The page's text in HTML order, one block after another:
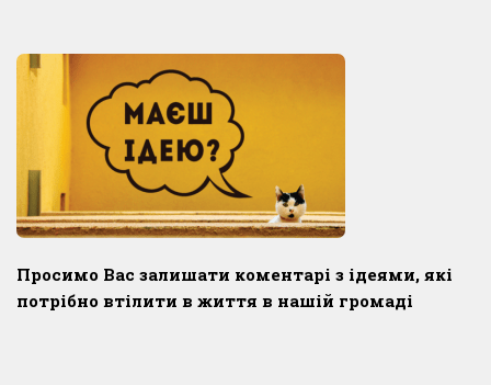
Просимо Вас залишати коментарі з ідеями, які
потрібно втілити в життя в нашій громаді